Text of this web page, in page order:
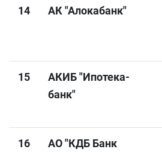
14 АК "Алокабанк"
15
АКИБ "Ипотека-
банк"
16 АО "КДБ Банк